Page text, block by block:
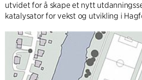
utvidet for å skape et nytt
katalysator for vekst og utvikling i